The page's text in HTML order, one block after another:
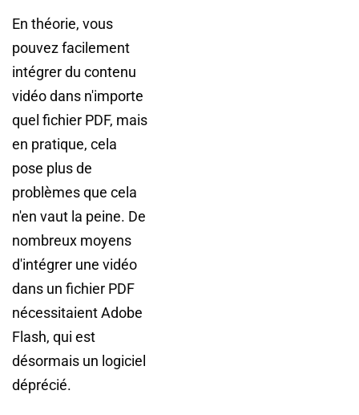
En théorie, vous
pouvez facilement
intégrer du contenu
vidéo dans n'importe
quel fichier PDF, mais
en pratique, cela
pose plus de
problèmes que cela
n'en vaut la peine. De
nombreux moyens
d'intégrer une vidéo
dans un fichier PDF
nécessitaient Adobe
Flash, qui est
désormais un logiciel
déprécié.